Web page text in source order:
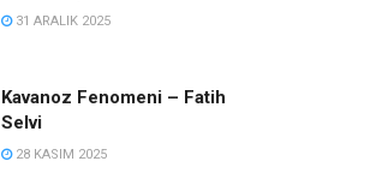
31 ARALIK 2025
Kavanoz Fenomeni – Fatih
Selvi
28 KASIM 2025